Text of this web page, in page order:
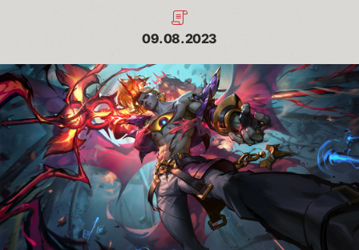
09.08.2023